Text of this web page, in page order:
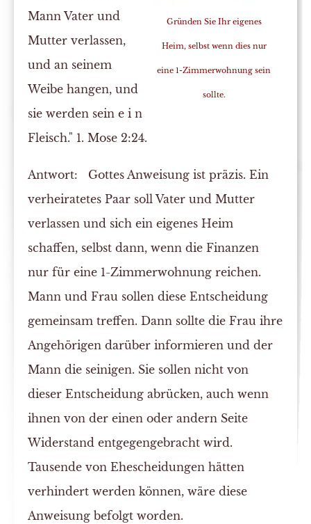
Gründen Sie Ihr eigenes
Heim, selbst wenn dies nur
eine 1-Zimmerwohnung sein
sollte.
Mann Vater und
Mutter verlassen,
und an seinem
Weibe hangen, und
sie werden sein e i n
Fleisch." 1. Mose 2:24.
Antwort: Gottes Anweisung ist präzis. Ein
verheiratetes Paar soll Vater und Mutter
verlassen und sich ein eigenes Heim
schaffen, selbst dann, wenn die Finanzen
nur für eine 1-Zimmerwohnung reichen.
Mann und Frau sollen diese Entscheidung
gemeinsam treffen. Dann sollte die Frau ihre
Angehörigen darüber informieren und der
Mann die seinigen. Sie sollen nicht von
dieser Entscheidung abrücken, auch wenn
ihnen von der einen oder andern Seite
Widerstand entgegengebracht wird.
Tausende von Ehescheidungen hätten
verhindert werden können, wäre diese
Anweisung befolgt worden.